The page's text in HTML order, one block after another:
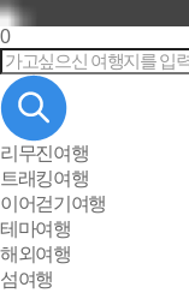
0
리무진여행
트래킹여행
이어걷기여행
테마여행
해외여행
섬여행